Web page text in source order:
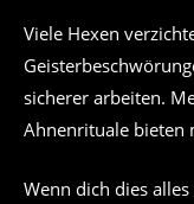
Viele Hexen
sicherer arbeiten.
Ahnenrituale bieten
Wenn dich dies